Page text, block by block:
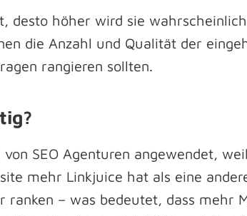
desto höher wird sie
die Anzahl und Qualität der
rangieren sollten.
SEO Agenturen angewendet,
mehr Linkjuice hat als eine
ranken – was bedeutet, dass